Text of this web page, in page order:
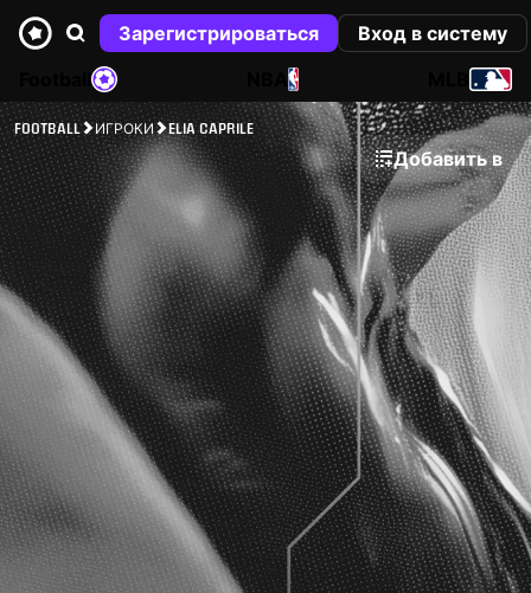
Зарегистрироваться
Вход в систему
NBA
FOOTBALL ИГРОКИ ELIA CAPRILE
Добавить в